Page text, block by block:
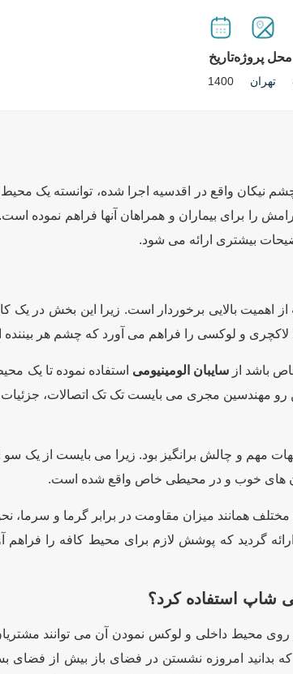
محل پروژه
تهران
تاریخ
1400
نیکان واقع در اقدسیه اجرا شده، توانسته یک محیط
را برای بیماران و همراهان آنها فراهم نموده
بیشتری ارائه می شود.
از اهمیت بالایی برخوردار است. زیرا این بخش در
لاکچری و لوکسی را فراهم می آورد که چشم هر
باشد ازسایبان الومینیومی استفاده نموده تا یک
رو مهندسین مجری می بایست تک تک اتصالات،
مهم و چالش برانگیز بود. زیرا می بایست از یک
های خوب و در محیطی خاص واقع شده است.
مختلف همانند میزان مقاومت در برابر گرما و
ارائه گردید که پوشش لازم برای محیط کافه را
شاپ استفاده کرد؟
روی محیط داخلی و لوکس نمودن آن می توانند
امروزه نشستن در فضای باز بیش از فضای